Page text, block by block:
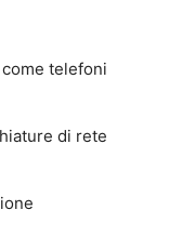
telefoni
di rete